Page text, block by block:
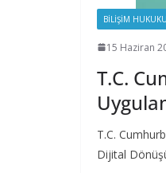
BILIŞIM HUKUKU
15 Haziran
T.C.
T.C.
Dijital